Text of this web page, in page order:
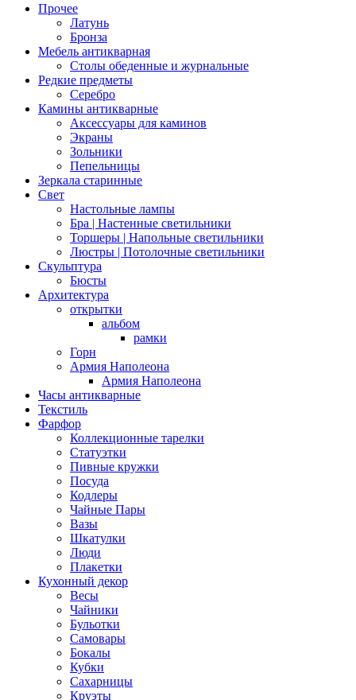
Прочее
Латунь
Бронза
Мебель антикварная
Столы обеденные и журнальные
Редкие предметы
Серебро
Камины антикварные
Аксессуары для каминов
Экраны
Зольники
Пепельницы
Зеркала старинные
Свет
Настольные лампы
Бра | Настенные светильники
Торшеры | Напольные светильники
Люстры | Потолочные светильники
Скульптура
Бюсты
Архитектура
открытки
альбом
рамки
Горн
Армия Наполеона
Армия Наполеона
Часы антикварные
Текстиль
Фарфор
Коллекционные тарелки
Статуэтки
Пивные кружки
Посуда
Кодлеры
Чайные Пары
Вазы
Шкатулки
Люди
Плакетки
Кухонный декор
Весы
Чайники
Бульотки
Самовары
Бокалы
Кубки
Сахарницы
Круэты